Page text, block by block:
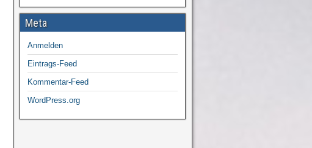
Meta
Anmelden
Eintrags-Feed
Kommentar-Feed
WordPress.org